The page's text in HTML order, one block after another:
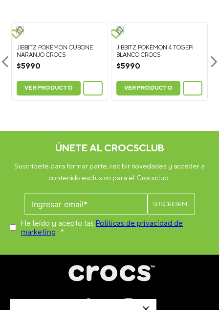
¿Cómo quitar los Jibbitz™?
Para retirarlos, empuja
suavemente la base del Jibbitz™ desde el interior del zapato
hacia afuera mientras lo sujetas desde la parte superior.
¿Los Jibbitz™ sirven para todos los calzados Crocs?Los
Jibbitz™ son compatibles con la mayoría de los modelos Crocs
¿Cuántos Jibbitz™ caben en un calzado Crocs?En el
modelo Classic Clog puedes colocar hasta 13 Jibbitz™ por zapato
(26 en total por par). La cantidad puede variar dependiendo del
Otros usuarios también compraron
JIBBITZ POKEMON CUBONE
JIBBITZ POKÉMON 4 TOGEPI
BLANCO CROCS
VER PRODUCTO